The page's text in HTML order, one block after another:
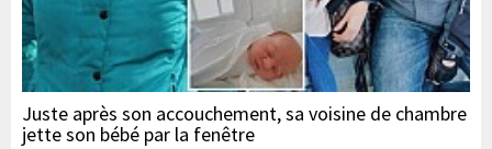
Juste après son accouchement, sa voisine de chambre
jette son bébé par la fenêtre